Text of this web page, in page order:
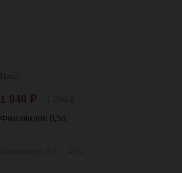
1 040 ₽
Финляндия 0,5л